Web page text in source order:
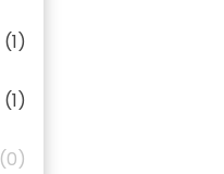
(1)
(1)
(0)